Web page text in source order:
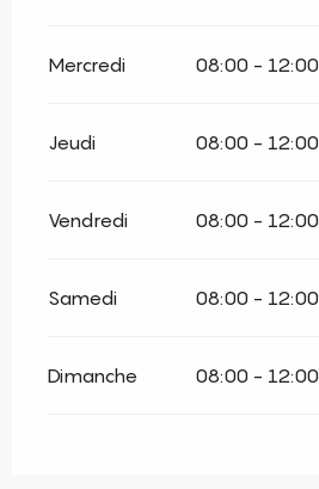
Mercredi 08:00 - 12:00
Jeudi 08:00 - 12:00
Vendredi 08:00 - 12:00
Samedi 08:00 - 12:00
Dimanche 08:00 - 12:00